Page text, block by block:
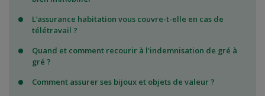
L’assurance habitation vous couvre-t-elle en cas de
télétravail ?
Quand et comment recourir à l'indemnisation de gré à
gré ?
Comment assurer ses bijoux et objets de valeur ?